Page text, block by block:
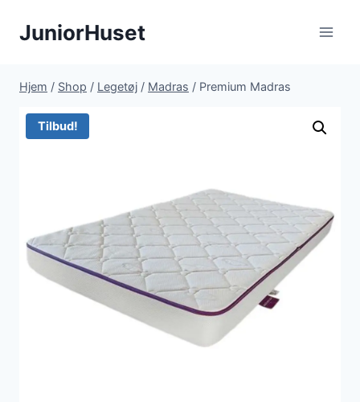
JuniorHuset
Hjem / Shop / Legetøj / Madras / Premium Madras
Tilbud!